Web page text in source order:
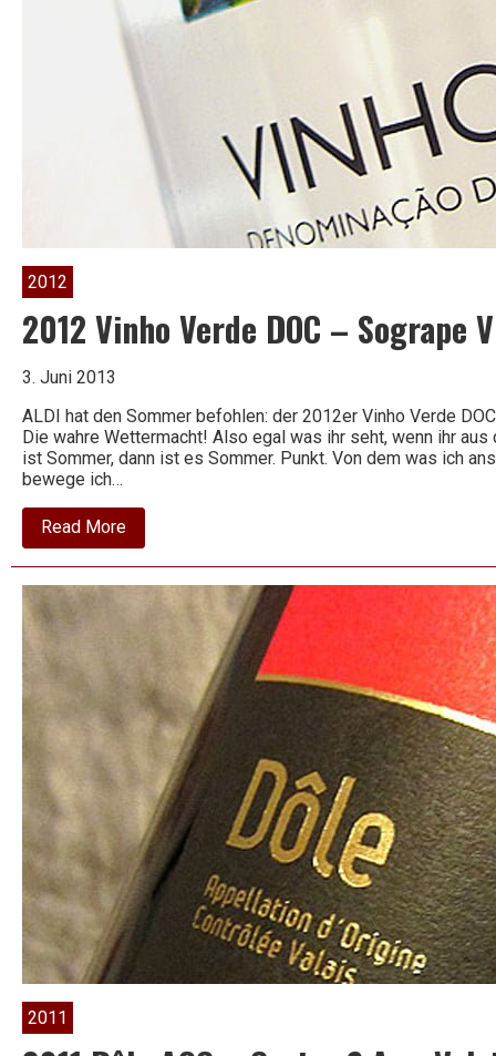
2012
2012 Vinho Verde DOC – Sogrape
3. Juni 2013
ALDI hat den Sommer befohlen: der 2012er Vinho Verde
Die wahre Wettermacht! Also egal was ihr seht, wenn ihr
ist Sommer, dann ist es Sommer. Punkt. Von dem was ich
bewege ich…
Read Moreabout
2012
Vinho
2011